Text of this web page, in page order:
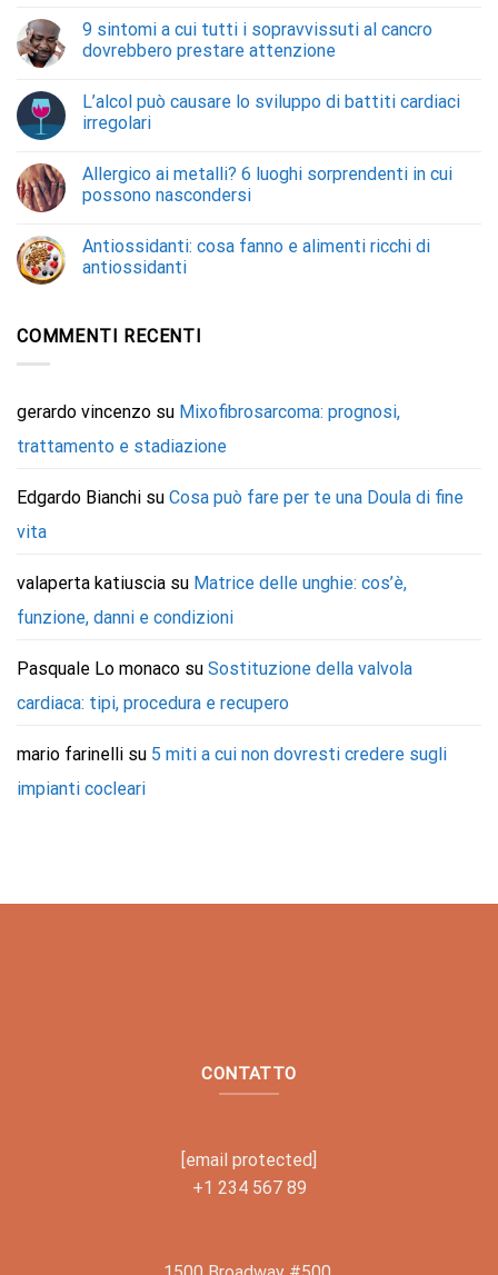
9 sintomi a cui tutti i sopravvissuti al cancro
dovrebbero prestare attenzione
L’alcol può causare lo sviluppo di battiti cardiaci
irregolari
Allergico ai metalli? 6 luoghi sorprendenti in cui
possono nascondersi
Antiossidanti: cosa fanno e alimenti ricchi di
antiossidanti
COMMENTI RECENTI
gerardo vincenzo su Mixofibrosarcoma: prognosi,
trattamento e stadiazione
Edgardo Bianchi su Cosa può fare per te una Doula di fine
vita
valaperta katiuscia su Matrice delle unghie: cos’è,
funzione, danni e condizioni
Pasquale Lo monaco su Sostituzione della valvola
cardiaca: tipi, procedura e recupero
mario farinelli su 5 miti a cui non dovresti credere sugli
impianti cocleari
CONTATTO
[email protected]
+1 234 567 89